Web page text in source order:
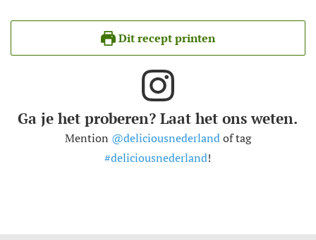
Dit recept printen
Ga je het proberen? Laat het ons weten.
Mention @deliciousnederlandof tag
#deliciousnederland!